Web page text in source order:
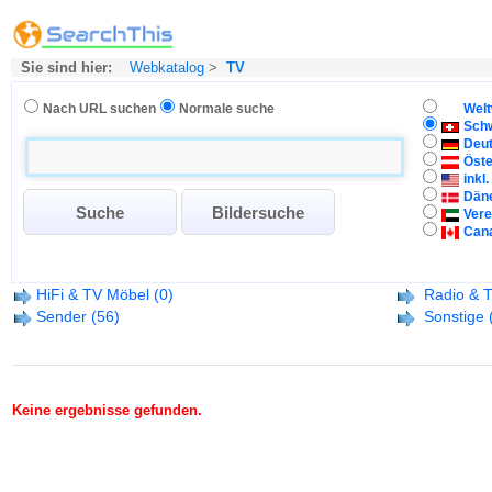
Sie sind hier: Webkatalog > TV
Nach URL suchen Normale suche
inkl.
HiFi & TV Möbel (0)
Radio &
Sender (56) Sonstige
Keine ergebnisse gefunden.